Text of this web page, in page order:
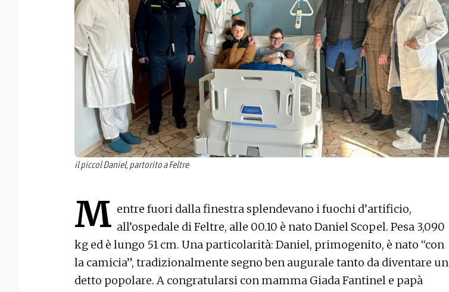
il piccol Daniel, partorito a Feltre
M entre fuori dalla finestra splendevano i fuochi d’artificio,
all’ospedale di Feltre, alle 00.10 è nato Daniel Scopel. Pesa 3,090
kg ed è lungo 51 cm. Una particolarità: Daniel, primogenito, è nato “con
la camicia”, tradizionalmente segno ben augurale tanto da diventare un
detto popolare. A congratularsi con mamma Giada Fantinel e papà